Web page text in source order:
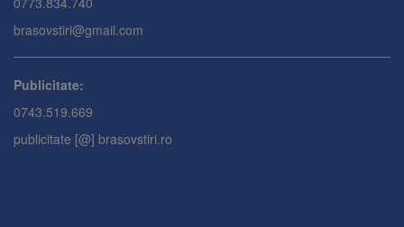
brasovstiri@gmail.com
Publicitate:
0743.519.669
publicitate [@] brasovstiri.ro